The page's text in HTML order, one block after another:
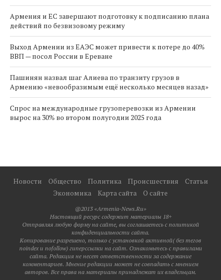
Армения и ЕС завершают подготовку к подписанию плана
действий по безвизовому режиму
Выход Армении из ЕАЭС может привести к потере до 40%
ВВП — посол России в Ереване
Пашинян назвал шаг Алиева по транзиту грузов в
Армению «невообразимым ещё несколько месяцев назад»
Спрос на международные грузоперевозки из Армении
вырос на 30% во втором полугодии 2025 года
Новости Общество Политика Происшествия
Статьи
Экономика
Карта сайта О сайте
@2013 «Armenia-News.Ru»
Настоящий ресурс содержит материалы 18+
Отправляя любую форму на сайте, вы соглашаетесь с политикой
конфиденциальности сайта.
Копирование разрешено, только с установкой активной( без тегов
noindex и nofollow) гиперссылки на сайт. Ознакомьтесь с правилами
сайта. Редакция не несет ответственности за содержание
комментариев. Мнение редакции может не совпадать с мнением
авторов. Все права на материалы принадлежат их владельцам.